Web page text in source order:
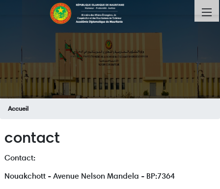
Aller
au
principal
Fil
d'Ariane
Accueil
contact
Contact:
Nouakchott - Avenue Nelson Mandela - BP:7364